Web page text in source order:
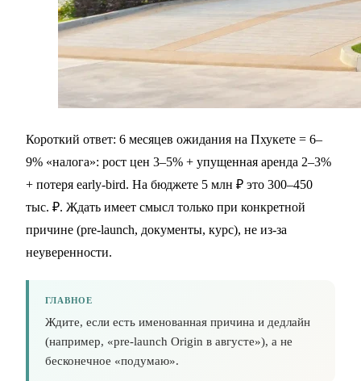
Короткий ответ: 6 месяцев ожидания на Пхукете = 6–
9% «налога»: рост цен 3–5% + упущенная аренда 2–3%
+ потеря early-bird. На бюджете 5 млн ₽ это 300–450
тыс. ₽. Ждать имеет смысл только при конкретной
причине (pre-launch, документы, курс), не из‑за
неуверенности.
ГЛАВНОЕ
Ждите, если есть именованная причина и дедлайн
(например, «pre-launch Origin в августе»), а не
бесконечное «подумаю».